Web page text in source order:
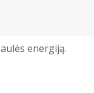
energiją.